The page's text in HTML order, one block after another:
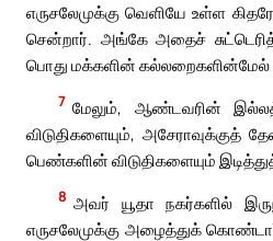
எருசலேமுக்கு வெளியே உள்ள
சென்றார். அங்கே அதைச்
பொது மக்களின் கல்லறைகளின்மேல்
7 மேலும், ஆண்டவரின்
விடுதிகளையும்,
பெண்களின் விடுதிகளையும்
8 அவர் யூதா நகர்களில்
எருசலேமுக்கு அழைத்துக்